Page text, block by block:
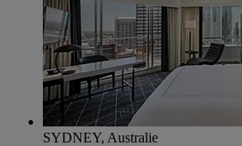
SYDNEY, Australie